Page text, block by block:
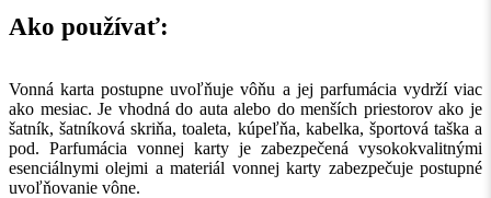
Ako používať:
Vonná karta postupne uvoľňuje vôňu a jej parfumácia vydrží viac
ako mesiac. Je vhodná do auta alebo do menších priestorov ako je
šatník, šatníková skriňa, toaleta, kúpeľňa, kabelka, športová taška a
pod. Parfumácia vonnej karty je zabezpečená vysokokvalitnými
esenciálnymi olejmi a materiál vonnej karty zabezpečuje postupné
uvoľňovanie vône.